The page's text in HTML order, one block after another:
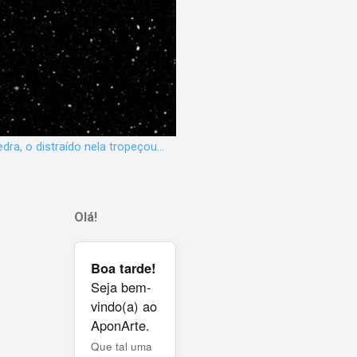
o distraído nela tropeçou...
Olá!
Boa tarde!
Seja bem-
vindo(a) ao
AponArte.
Que tal uma